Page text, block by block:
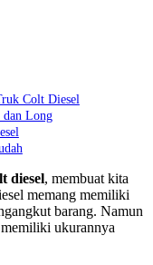
Colt Diesel
Long
diesel, membuat kita
memang memiliki
barang. Namun
ukurannya